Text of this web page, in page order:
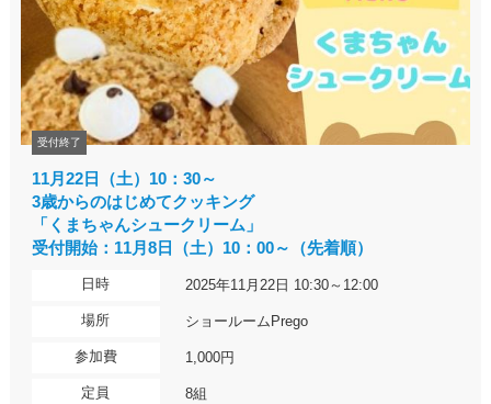
受付終了
11月22日（土）10：30～
3歳からのはじめてクッキング
「くまちゃんシュークリーム」
受付開始：11月8日（土）10：00～（先着順）
日時 2025年11月22日 10:30～12:00
場所 ショールームPrego
参加費 1,000円
定員 8組